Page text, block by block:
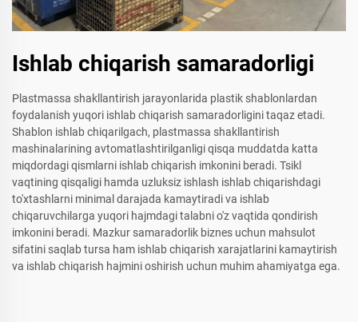
Ishlab chiqarish samaradorligi
Plastmassa shakllantirish jarayonlarida plastik shablonlardan
foydalanish yuqori ishlab chiqarish samaradorligini taqaz etadi.
Shablon ishlab chiqarilgach, plastmassa shakllantirish
mashinalarining avtomatlashtirilganligi qisqa muddatda katta
miqdordagi qismlarni ishlab chiqarish imkonini beradi. Tsikl
vaqtining qisqaligi hamda uzluksiz ishlash ishlab chiqarishdagi
to'xtashlarni minimal darajada kamaytiradi va ishlab
chiqaruvchilarga yuqori hajmdagi talabni o'z vaqtida qondirish
imkonini beradi. Mazkur samaradorlik biznes uchun mahsulot
sifatini saqlab tursa ham ishlab chiqarish xarajatlarini kamaytirish
va ishlab chiqarish hajmini oshirish uchun muhim ahamiyatga ega.